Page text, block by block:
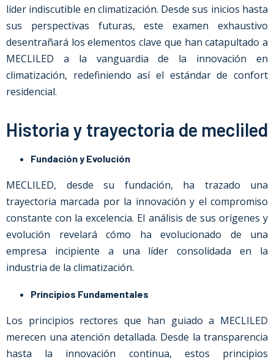
líder indiscutible en climatización. Desde sus inicios hasta
sus perspectivas futuras, este examen exhaustivo
desentrañará los elementos clave que han catapultado a
MECLILED a la vanguardia de la innovación en
climatización, redefiniendo así el estándar de confort
residencial.
Historia y trayectoria de mecliled
Fundación y Evolución
MECLILED, desde su fundación, ha trazado una
trayectoria marcada por la innovación y el compromiso
constante con la excelencia. El análisis de sus orígenes y
evolución revelará cómo ha evolucionado de una
empresa incipiente a una líder consolidada en la
industria de la climatización.
Principios Fundamentales
Los principios rectores que han guiado a MECLILED
merecen una atención detallada. Desde la transparencia
hasta la innovación continua, estos principios